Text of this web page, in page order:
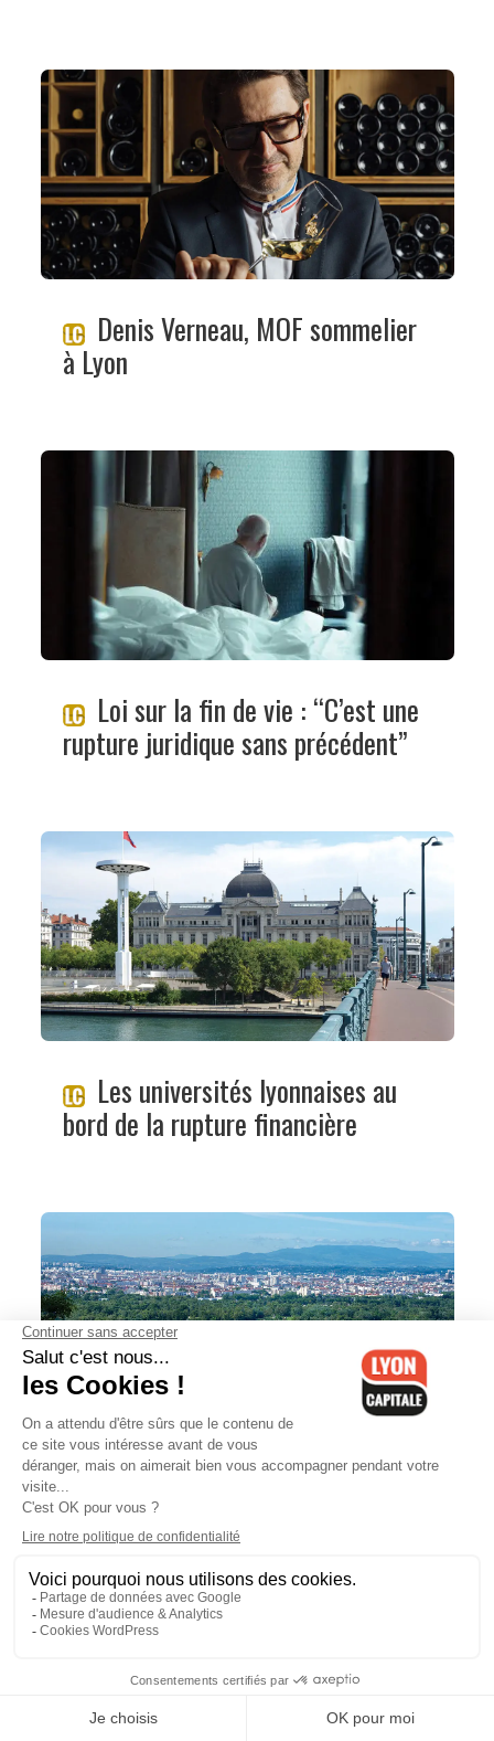
Denis Verneau, MOF sommelier
à Lyon
Loi sur la fin de vie : “C’est une
rupture juridique sans précédent”
Les universités lyonnaises au
bord de la rupture financière
Eau du Grand Lyon : une eau
conforme et des questions en
suspens